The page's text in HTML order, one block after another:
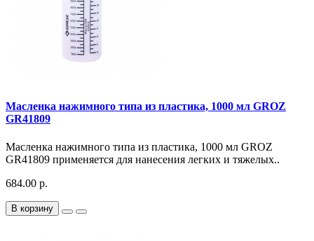
Масленка нажимного типа из пластика, 1000 мл GROZ
GR41809
Масленка нажимного типа из пластика, 1000 мл GROZ
GR41809 применяется для нанесения легких и тяжелых..
684.00 р.
В корзину